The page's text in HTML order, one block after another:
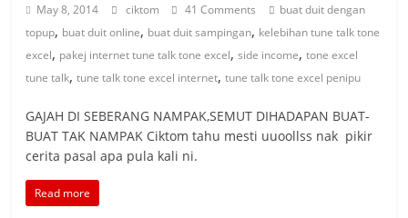
May 8, 2014 ciktom 41 Comments
buat duit dengan
topup, buat duit online, buat duit sampingan, kelebihan tune talk tone
excel, pakej internet tune talk tone excel,side income,tone excel
tune talk,tune talk tone excel internet,tune talk tone excel penipu
GAJAH DI SEBERANG NAMPAK,SEMUT DIHADAPAN BUAT-
BUAT TAK NAMPAK Ciktom tahu mesti uuoollss nak pikir
cerita pasal apa pula kali ni.
Read more